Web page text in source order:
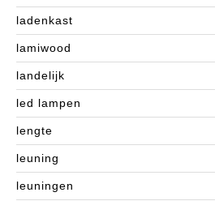
ladenkast
lamiwood
landelijk
led lampen
lengte
leuning
leuningen